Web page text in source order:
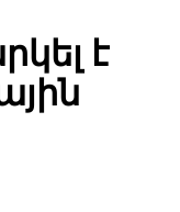
է